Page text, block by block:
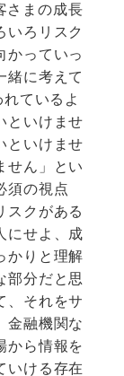
さまの成長
いろリスク
かっていっ
緒に考えて
ているよ
といけませ
といけませ
せん」とい
須の視点
スクがある
にせよ、成
かりと理解
部分だと思
、それをサ
金融機関な
から情報を
いける存在